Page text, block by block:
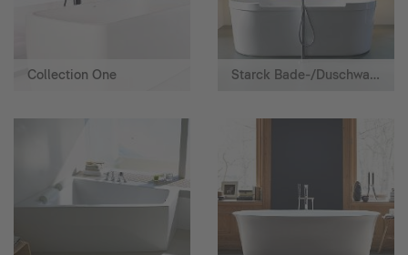
Collection One Starck Bade-/Duschwannen